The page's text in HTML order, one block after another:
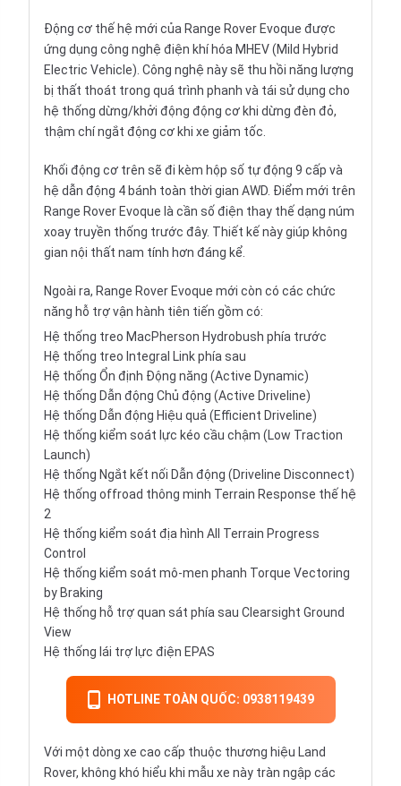
Động cơ thế hệ mới của Range Rover Evoque được
ứng dụng công nghệ điện khí hóa MHEV (Mild Hybrid
Electric Vehicle). Công nghệ này sẽ thu hồi năng lượng
bị thất thoát trong quá trình phanh và tái sử dụng cho
hệ thống dừng/khởi động động cơ khi dừng đèn đỏ,
thậm chí ngắt động cơ khi xe giảm tốc.
Khối động cơ trên sẽ đi kèm hộp số tự động 9 cấp và
hệ dẫn động 4 bánh toàn thời gian AWD. Điểm mới trên
Range Rover Evoque là cần số điện thay thế dạng núm
xoay truyền thống trước đây. Thiết kế này giúp không
gian nội thất nam tính hơn đáng kể.
Ngoài ra, Range Rover Evoque mới còn có các chức
năng hỗ trợ vận hành tiên tiến gồm có:
Hệ thống treo MacPherson Hydrobush phía trước
Hệ thống treo Integral Link phía sau
Hệ thống Ổn định Động năng (Active Dynamic)
Hệ thống Dẫn động Chủ động (Active Driveline)
Hệ thống Dẫn động Hiệu quả (Efficient Driveline)
Hệ thống kiểm soát lực kéo cầu chậm (Low Traction
Launch)
Hệ thống Ngắt kết nối Dẫn động (Driveline Disconnect)
Hệ thống offroad thông minh Terrain Response thế hệ
2
Hệ thống kiểm soát địa hình All Terrain Progress
Control
Hệ thống kiểm soát mô-men phanh Torque Vectoring
by Braking
Hệ thống hỗ trợ quan sát phía sau Clearsight Ground
View
Hệ thống lái trợ lực điện EPAS
HOTLINE TOÀN QUỐC: 0938119439
Với một dòng xe cao cấp thuộc thương hiệu Land
Rover, không khó hiểu khi mẫu xe này tràn ngập các